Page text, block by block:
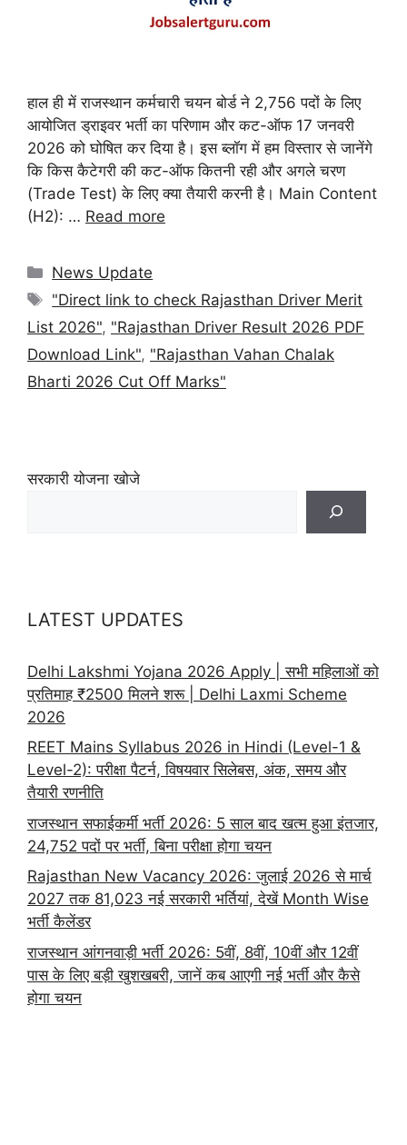
हाल ही में राजस्थान कर्मचारी चयन बोर्ड ने 2,756 पदों के लिए
आयोजित ड्राइवर भर्ती का परिणाम और कट-ऑफ 17 जनवरी
2026 को घोषित कर दिया है। इस ब्लॉग में हम विस्तार से जानेंगे
कि किस कैटेगरी की कट-ऑफ कितनी रही और अगले चरण
(Trade Test) के लिए क्या तैयारी करनी है। Main Content
(H2): … Read more
News Update
"Direct link to check Rajasthan Driver Merit
List 2026", "Rajasthan Driver Result 2026 PDF
Download Link", "Rajasthan Vahan Chalak
Bharti 2026 Cut Off Marks"
सरकारी योजना खोजे
LATEST UPDATES
Delhi Lakshmi Yojana 2026 Apply | सभी महिलाओं को
प्रतिमाह ₹2500 मिलने शरू | Delhi Laxmi Scheme
2026
REET Mains Syllabus 2026 in Hindi (Level-1 &
Level-2): परीक्षा पैटर्न, विषयवार सिलेबस, अंक, समय और
तैयारी रणनीति
राजस्थान सफाईकर्मी भर्ती 2026: 5 साल बाद खत्म हुआ इंतजार,
24,752 पदों पर भर्ती, बिना परीक्षा होगा चयन
Rajasthan New Vacancy 2026: जुलाई 2026 से मार्च
2027 तक 81,023 नई सरकारी भर्तियां, देखें Month Wise
भर्ती कैलेंडर
राजस्थान आंगनवाड़ी भर्ती 2026: 5वीं, 8वीं, 10वीं और 12वीं
पास के लिए बड़ी खुशखबरी, जानें कब आएगी नई भर्ती और कैसे
होगा चयन